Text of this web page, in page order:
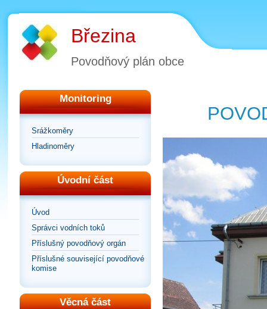
Březina
Povodňový plán obce
Monitoring
Srážkoměry
Hladinoměry
Úvodní část
Úvod
Správci vodních toků
Příslušný povodňový orgán
Příslušné související povodňové
komise
Věcná část